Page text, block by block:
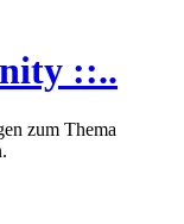
::..
zum Thema